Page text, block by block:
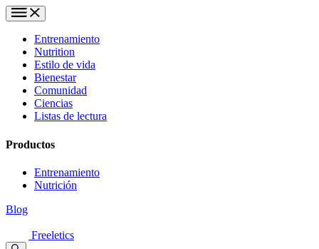
Entrenamiento
Nutrition
Estilo de vida
Bienestar
Comunidad
Ciencias
Listas de lectura
Productos
Entrenamiento
Nutrición
Blog
Freeletics